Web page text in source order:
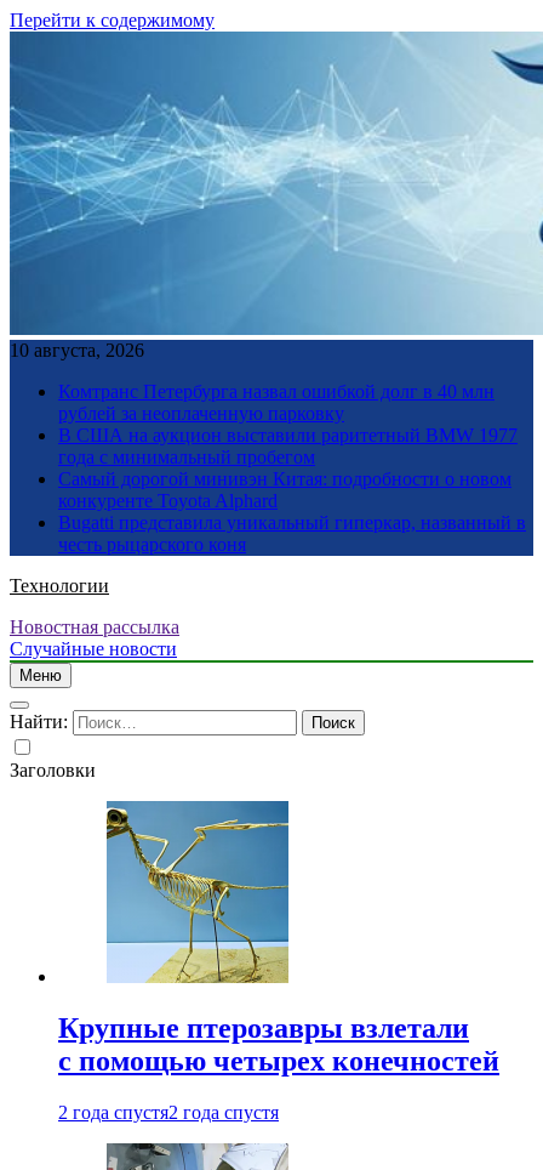
Перейти к содержимому
10 августа, 2026
Комтранс Петербурга назвал ошибкой долг в 40 млн
рублей за неоплаченную парковку
В США на аукцион выставили раритетный BMW 1977
года с минимальный пробегом
Самый дорогой минивэн Китая: подробности о новом
конкуренте Toyota Alphard
Bugatti представила уникальный гиперкар, названный в
честь рыцарского коня
Технологии
Новостная рассылка
Случайные новости
Меню
Найти:
Заголовки
Крупные птерозавры взлетали
с помощью четырех конечностей
2 года спустя2 года спустя